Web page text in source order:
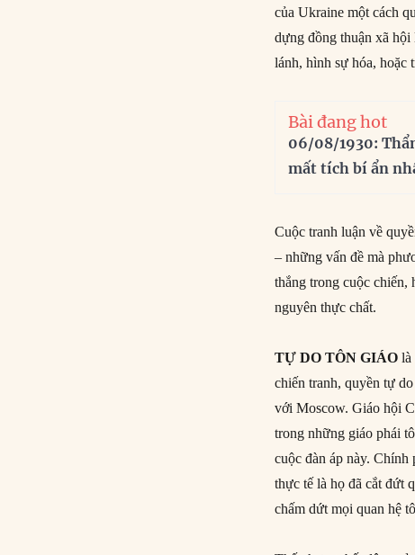
của Ukraine một cách
dựng đồng thuận xã hội
lánh, hình sự hóa, hoặc
Bài đang hot
06/08/1930:
mất tích bí ẩn
Cuộc tranh luận về
– những vấn đề mà
thắng trong cuộc chiến,
nguyên thực chất.
TỰ DO TÔN GIÁO là
chiến tranh, quyền tự
với Moscow. Giáo hội
trong những giáo phái
cuộc đàn áp này.
thực tế là họ đã cắt đứt
chấm dứt mọi quan hệ